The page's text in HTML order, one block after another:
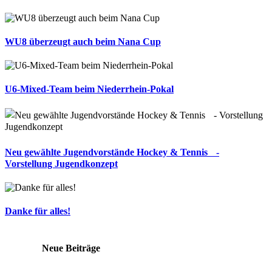
WU8 überzeugt auch beim Nana Cup
U6-Mixed-Team beim Niederrhein-Pokal
Neu gewählte Jugendvorstände Hockey & Tennis -
Vorstellung Jugendkonzept
Danke für alles!
Neue Beiträge